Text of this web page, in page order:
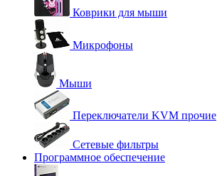
Коврики для мыши
Микрофоны
Мыши
Переключатели KVM прочие
Сетевые фильтры
Программное обеспечение